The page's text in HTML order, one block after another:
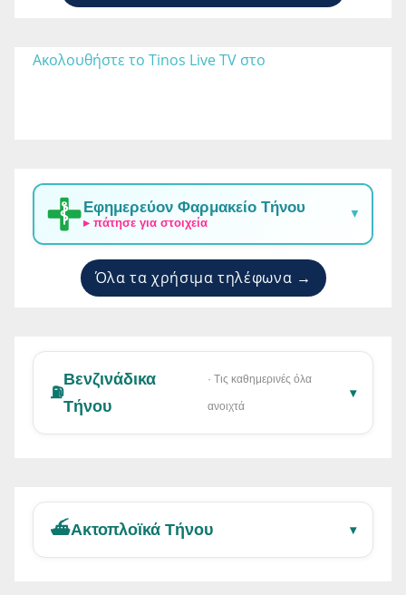
Ακολουθήστε το Tinos Live TV στο
Εφημερεύον Φαρμακείο Τήνου
▸ πάτησε για στοιχεία
▼
Όλα τα χρήσιμα τηλέφωνα →
⛽
Βενζινάδικα
Τήνου
· Τις καθημερινές όλα
ανοιχτά
▾
⛴️Ακτοπλοϊκά Τήνου ▾